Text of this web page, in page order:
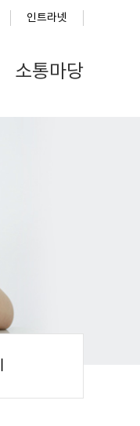
인트라넷
소통마당